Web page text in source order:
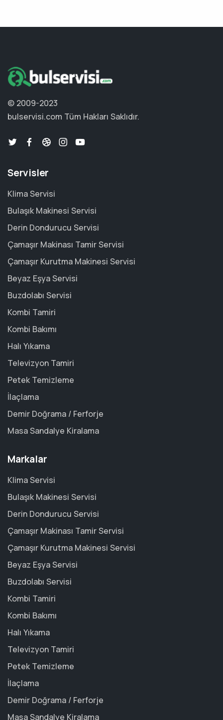
© 2009-2023
bulservisi.com Tüm Hakları Saklıdır.
Servisler
Klima Servisi
Bulaşık Makinesi Servisi
Derin Dondurucu Servisi
Çamaşır Makinası Tamir Servisi
Çamaşır Kurutma Makinesi Servisi
Beyaz Eşya Servisi
Buzdolabı Servisi
Kombi Tamiri
Kombi Bakımı
Halı Yıkama
Televizyon Tamiri
Petek Temizleme
İlaçlama
Demir Doğrama / Ferforje
Masa Sandalye Kiralama
Markalar
Klima Servisi
Bulaşık Makinesi Servisi
Derin Dondurucu Servisi
Çamaşır Makinası Tamir Servisi
Çamaşır Kurutma Makinesi Servisi
Beyaz Eşya Servisi
Buzdolabı Servisi
Kombi Tamiri
Kombi Bakımı
Halı Yıkama
Televizyon Tamiri
Petek Temizleme
İlaçlama
Demir Doğrama / Ferforje
Masa Sandalye Kiralama